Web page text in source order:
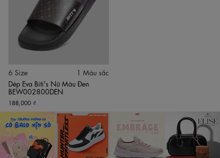
6 Size
1 Màu sắc
Dép Eva Biti's Nữ Màu Đen
BEW002800DEN
188,000 ₫